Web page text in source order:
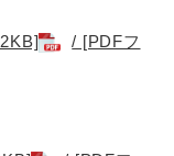
/ [PDFフ